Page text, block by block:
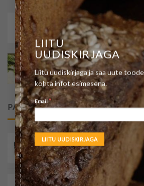
LIITU
UUDISKIRJAGA
Liitu uudiskirjaga ja saa uute
kohta infot esimesena.
Email*
Juurpetersell
€4,50
Mustjuur
€5,50
PARIM HINNANG
Soolane karamell
€3,50
Ivan Cold jäätee mustsõstra